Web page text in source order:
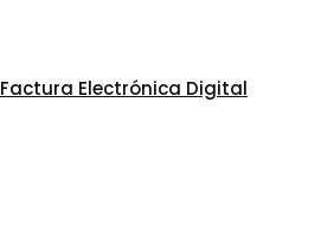
Factura Electrónica Digital